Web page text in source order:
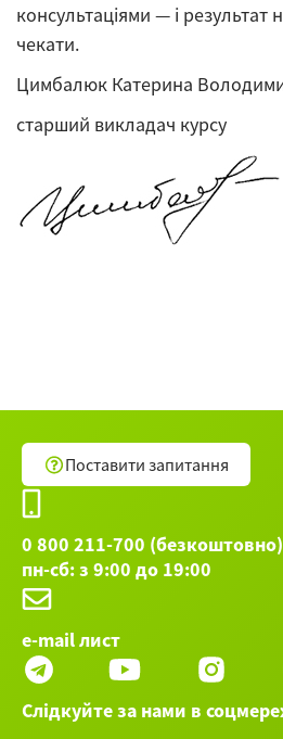
консультаціями — і результат
чекати.
Цимбалюк Катерина
старший викладач курсу
Поставити запитання
0 800 211-700 (безкоштовно)
пн-сб: з 9:00 до 19:00
e-mail лист
Слідкуйте за нами в